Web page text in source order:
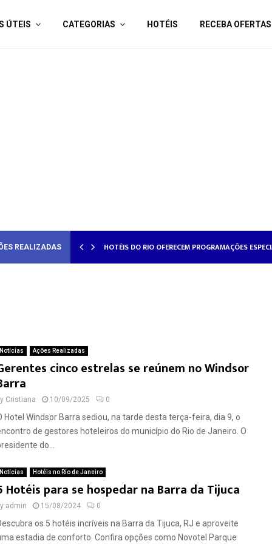
ÚTEIS CATEGORIAS HOTÉIS RECEBA OFERTAS
REALIZADAS HOTÉISRIO REALIZA CICLO DE SEMINÁRIOS SOBRE
Notícias Ações Realizadas
cinco estrelas se reúnem no Windsor
Cristiana 10/09/2025 0
Hotel Windsor Barra sediou, na tarde desta terça-feira, dia 9, o
de gestores hoteleiros do município do Rio de Janeiro. O
do...
Notícias Hotéis no Rio de Janeiro
Hotéis para se hospedar na Barra da Tijuca
admin 15/08/2024 0
os 5 hotéis incríveis na Barra da Tijuca, RJ e aproveite
estadia de conforto. Confira opções como Novotel Parque